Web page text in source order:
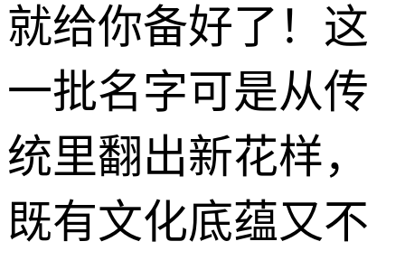
就给你备好了！这
一批名字可是从传
统里翻出新花样，
既有文化底蕴又不